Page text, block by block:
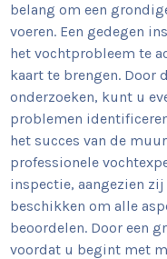
belang om een
voeren. Een gedegen
het vochtprobleem te
kaart te brengen.
onderzoeken, kunt u
problemen
het succes van de
professionele
inspectie, aangezien
beschikken om alle
beoordelen. Door een
voordat u begint met